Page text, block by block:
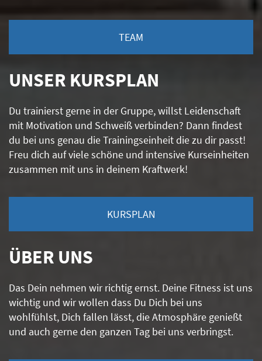
TEAM
UNSER KURSPLAN
Du trainierst gerne in der Gruppe, willst Leidenschaft
mit Motivation und Schweiß verbinden? Dann findest
du bei uns genau die Trainingseinheit die zu dir passt!
Freu dich auf viele schöne und intensive Kurseinheiten
zusammen mit uns in deinem Kraftwerk!
KURSPLAN
ÜBER UNS
Das Dein nehmen wir richtig ernst. Deine Fitness ist uns
wichtig und wir wollen dass Du Dich bei uns
wohlfühlst, Dich fallen lässt, die Atmosphäre genießt
und auch gerne den ganzen Tag bei uns verbringst.